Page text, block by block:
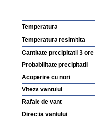
Temperatura
Temperatura resimitita
Cantitate precipitatii 3 ore
Probabilitate precipitatii
Acoperire cu nori
Viteza vantului
Rafale de vant
Directia vantului